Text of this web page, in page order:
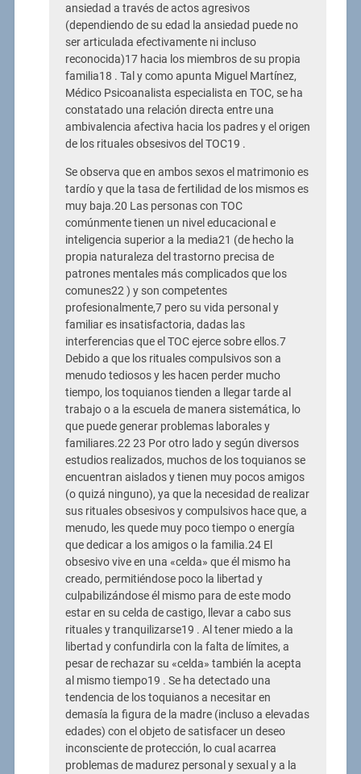
ansiedad a través de actos agresivos
(dependiendo de su edad la ansiedad puede no
ser articulada efectivamente ni incluso
reconocida)17 hacia los miembros de su propia
familia18 . Tal y como apunta Miguel Martínez,
Médico Psicoanalista especialista en TOC, se ha
constatado una relación directa entre una
ambivalencia afectiva hacia los padres y el origen
de los rituales obsesivos del TOC19 .
Se observa que en ambos sexos el matrimonio es
tardío y que la tasa de fertilidad de los mismos es
muy baja.20 Las personas con TOC
comúnmente tienen un nivel educacional e
inteligencia superior a la media21 (de hecho la
propia naturaleza del trastorno precisa de
patrones mentales más complicados que los
comunes22 ) y son competentes
profesionalmente,7 pero su vida personal y
familiar es insatisfactoria, dadas las
interferencias que el TOC ejerce sobre ellos.7
Debido a que los rituales compulsivos son a
menudo tediosos y les hacen perder mucho
tiempo, los toquianos tienden a llegar tarde al
trabajo o a la escuela de manera sistemática, lo
que puede generar problemas laborales y
familiares.22 23 Por otro lado y según diversos
estudios realizados, muchos de los toquianos se
encuentran aislados y tienen muy pocos amigos
(o quizá ninguno), ya que la necesidad de realizar
sus rituales obsesivos y compulsivos hace que, a
menudo, les quede muy poco tiempo o energía
que dedicar a los amigos o la familia.24 El
obsesivo vive en una «celda» que él mismo ha
creado, permitiéndose poco la libertad y
culpabilizándose él mismo para de este modo
estar en su celda de castigo, llevar a cabo sus
rituales y tranquilizarse19 . Al tener miedo a la
libertad y confundirla con la falta de límites, a
pesar de rechazar su «celda» también la acepta
al mismo tiempo19 . Se ha detectado una
tendencia de los toquianos a necesitar en
demasía la figura de la madre (incluso a elevadas
edades) con el objeto de satisfacer un deseo
inconsciente de protección, lo cual acarrea
problemas de madurez personal y sexual y a la